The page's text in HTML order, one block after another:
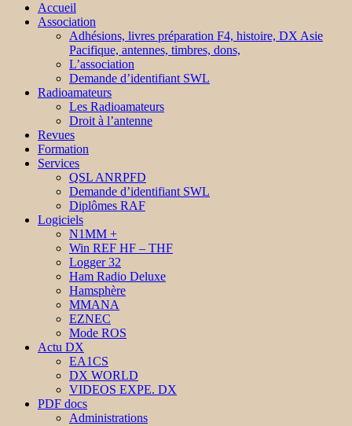
Accueil
Association
Adhésions, livres préparation F4, histoire, DX Asie
Pacifique, antennes, timbres, dons,
L’association
Demande d’identifiant SWL
Radioamateurs
Les Radioamateurs
Droit à l’antenne
Revues
Formation
Services
QSL ANRPFD
Demande d’identifiant SWL
Diplômes RAF
Logiciels
N1MM +
Win REF HF – THF
Logger 32
Ham Radio Deluxe
Hamsphère
MMANA
EZNEC
Mode ROS
Actu DX
EA1CS
DX WORLD
VIDEOS EXPE. DX
PDF docs
Administrations